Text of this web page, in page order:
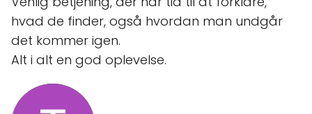
hvad de finder, også hvordan man undgår
det kommer igen.
Alt i alt en god oplevelse.